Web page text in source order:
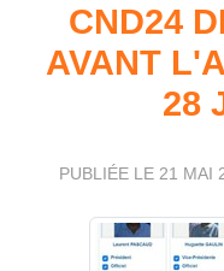
CND24
AVANT
28
PUBLIÉE LE 21 MAI